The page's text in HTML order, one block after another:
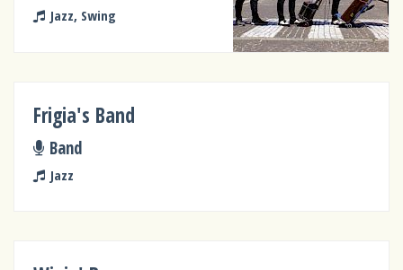
Jazz, Swing
Frigia's Band
Band
Jazz